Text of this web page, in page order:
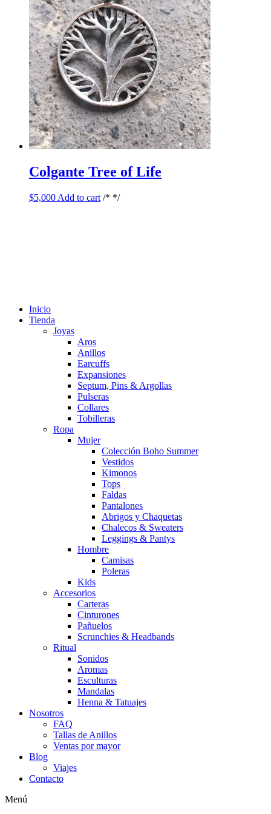
Colgante Tree of Life
$5,000 Add to cart /* */
Inicio
Tienda
Joyas
Aros
Anillos
Earcuffs
Expansiones
Septum, Pins & Argollas
Pulseras
Collares
Tobilleras
Ropa
Mujer
Colección Boho Summer
Vestidos
Kimonos
Tops
Faldas
Pantalones
Abrigos y Chaquetas
Chalecos & Sweaters
Leggings & Pantys
Hombre
Camisas
Poleras
Kids
Accesorios
Carteras
Cinturones
Pañuelos
Scrunchies & Headbands
Ritual
Sonidos
Aromas
Esculturas
Mandalas
Henna & Tatuajes
Nosotros
FAQ
Tallas de Anillos
Ventas por mayor
Blog
Viajes
Contacto
Menú